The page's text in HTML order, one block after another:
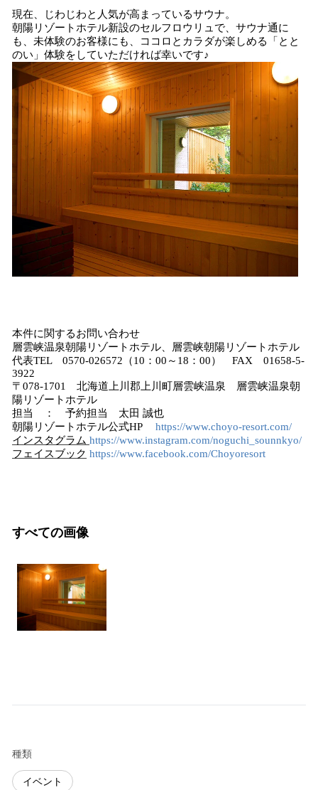
現在、じわじわと人気が高まっているサウナ。
朝陽リゾートホテル新設のセルフロウリュで、サウナ通に
も、未体験のお客様にも、ココロとカラダが楽しめる「とと
のい」体験をしていただければ幸いです♪
本件に関するお問い合わせ
層雲峡温泉朝陽リゾートホテル、層雲峡朝陽リゾートホテル
代表TEL 0570-026572（10：00～18：00） FAX 01658-5-
3922
〒078-1701 北海道上川郡上川町層雲峡温泉 層雲峡温泉朝
陽リゾートホテル
担当 ： 予約担当 太田 誠也
朝陽リゾートホテル公式HP https://www.choyo-resort.com/
インスタグラム https://www.instagram.com/noguchi_sounnkyo/
フェイスブック https://www.facebook.com/Choyoresort
すべての画像
種類
イベント